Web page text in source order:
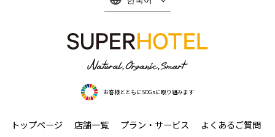
お客様とともにSDGsに取り組みます
トップページ 店舗一覧 プラン・サービス
よくあるご質問